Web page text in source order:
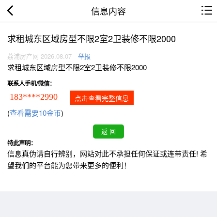
信息内容
求租城东区域房型不限2室2卫装修不限2000
荔浦房产网 2026.08.07 举报
求租城东区域房型不限2室2卫装修不限2000
联系人手机/微信：
183****2990 点击查看完整信息
(查看需要10金币)
特此声明：
信息真伪请自行辨别，网站对此不承担任何保证或连带责任! 希
望我们的平台能为您带来更多的便利！